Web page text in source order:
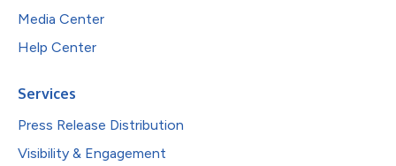
Media Center
Help Center
Services
Press Release Distribution
Visibility & Engagement